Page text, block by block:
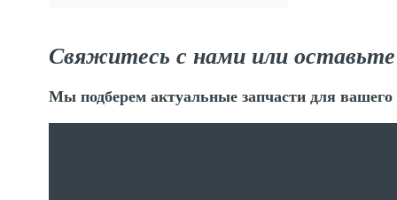
Свяжитесь с нами или оставьте
Мы подберем актуальные запчасти для вашего